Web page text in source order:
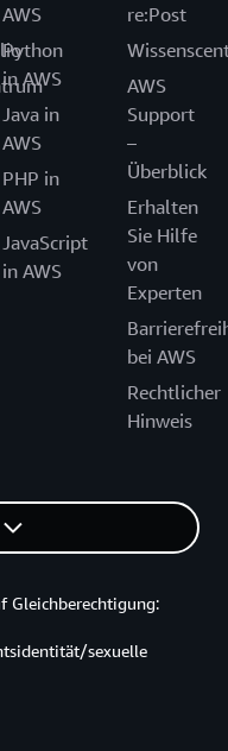
AWS
Python
in AWS
Java in
AWS
PHP in
AWS
JavaScript
in AWS
re:Post
AWS
Support
–
Überblick
Erhalten
Sie Hilfe
von
Experten
bei AWS
Rechtlicher
Hinweis
Gleichberechtigung:
sexuelle